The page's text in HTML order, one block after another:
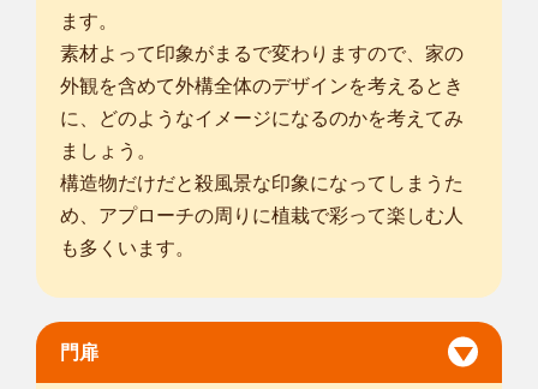
ます。
素材よって印象がまるで変わりますので、家の
外観を含めて外構全体のデザインを考えるとき
に、どのようなイメージになるのかを考えてみ
ましょう。
構造物だけだと殺風景な印象になってしまうた
め、アプローチの周りに植栽で彩って楽しむ人
も多くいます。
門扉